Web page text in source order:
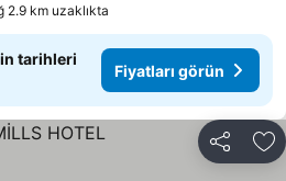
2.9 km uzaklıkta
tarihleri
Fiyatları görün
Paylaş